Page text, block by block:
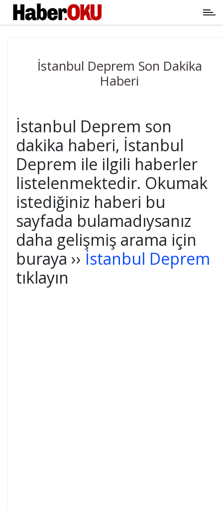
İstanbul Deprem Son Dakika
Haberi
İstanbul Deprem son
dakika haberi, İstanbul
Deprem ile ilgili haberler
listelenmektedir. Okumak
istediğiniz haberi bu
sayfada bulamadıysanız
daha gelişmiş arama için
buraya ›› İstanbul Deprem
tıklayın